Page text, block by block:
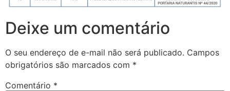
Deixe um comentário
O seu endereço de e-mail não será publicado. Campos
obrigatórios são marcados com *
Comentário *